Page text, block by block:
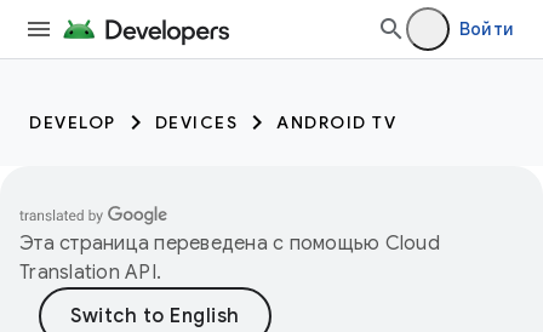
Войти
DEVELOP DEVICES ANDROID TV
Эта страница переведена с помощью Cloud
Translation API.